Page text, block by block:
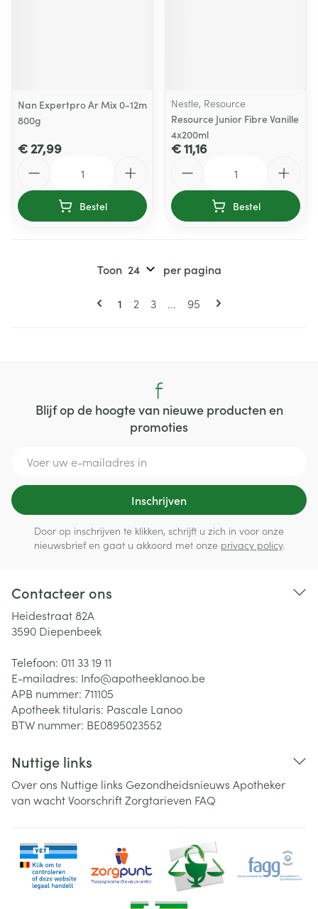
Nan Expertpro Ar Mix 0-12m
800g
€ 27,99
Bestel
Nestle, Resource
Resource Junior Fibre Vanille
4x200ml
€ 11,16
Bestel
Pagina's
U lees momenteel pagina
1 Pagina
2 Pagina
3 ... Pagina
95
Toon per pagina
Blijf op de hoogte van nieuwe producten en
promoties
Inschrijven
Door op inschrijven te klikken, schrijft u zich in voor onze
nieuwsbrief en gaat u akkoord met onze privacy policy.
Contacteer ons
Heidestraat 82A
3590 Diepenbeek
Telefoon: 011 33 19 11
E-mailadres: Info@apotheeklanoo.be
APB nummer: 711105
Apotheek titularis: Pascale Lanoo
BTW nummer: BE0895023552
Nuttige links
Over ons Nuttige links Gezondheidsnieuws Apotheker
van wachtVoorschriftZorgtarieven FAQ